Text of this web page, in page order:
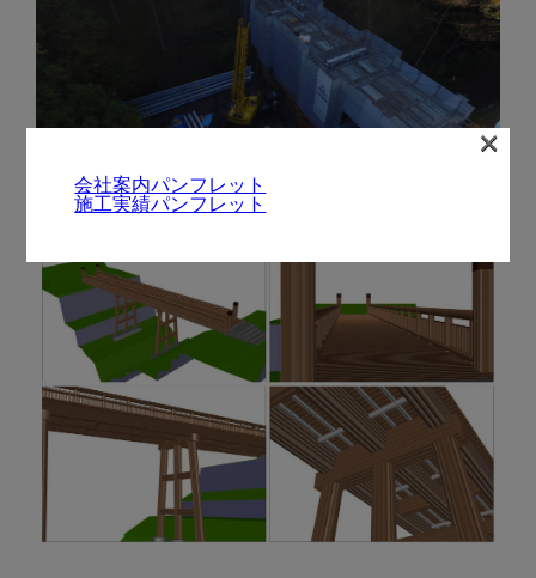
会社案内パンフレット
施工実績パンフレット
×